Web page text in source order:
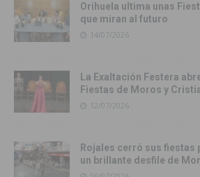
Orihuela ultima unas
que miran al futuro
14/07/2026
La Exaltación Festera
Fiestas de Moros y
12/07/2026
Rojales cerró sus fiestas
un brillante desfile de